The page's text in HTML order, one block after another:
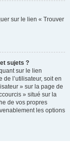
sur le lien « Trouver
sujets ?
sur le lien
l’utilisateur, soit en
» sur la page de
» situé sur la
de vos propres
les options